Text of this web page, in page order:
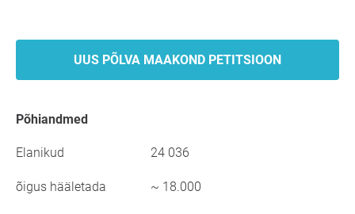
UUS PÕLVA MAAKOND PETITSIOON
põhiandmed
Elanikud 24 036
õigus hääletada ~ 18.000